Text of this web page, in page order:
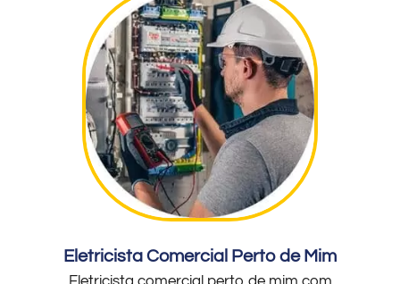
Eletricista Comercial Perto de Mim